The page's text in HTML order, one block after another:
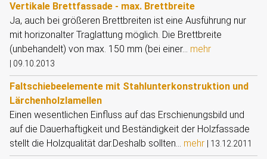
Vertikale Brettfassade - max. Brettbreite
Ja, auch bei größeren Brettbreiten ist eine Ausführung nur
mit horizonalter Traglattung möglich. Die Brettbreite
(unbehandelt) von max. 150 mm (bei einer... mehr
09.10.2013
Faltschiebeelemente mit Stahlunterkonstruktion und
Lärchenholzlamellen
Einen wesentlichen Einfluss auf das Erschienungsbild und
auf die Dauerhaftigkeit und Beständigkeit der Holzfassade
stellt die Holzqualität dar.Deshalb sollten... mehr 13.12.2011